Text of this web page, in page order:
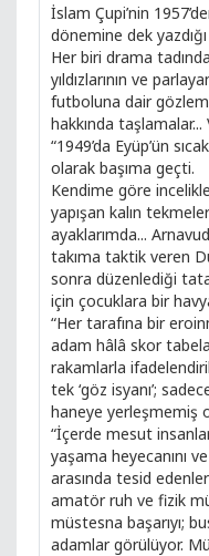
İslam Çupi’nin
dönemine dek
Her biri drama
yıldızlarının ve
futboluna dair
hakkında
“1949’da Eyüp’ün
olarak başıma geçti.
Kendime göre
yapışan kalın
ayaklarımda...
takıma taktik veren
sonra düzenlediği
için çocuklara bir
“Her tarafına bir
adam hâlâ skor
rakamlarla
tek ‘göz isyanı’;
haneye yerleşmemiş
“İçerde mesut
yaşama heyecanını
arasında tesid
amatör ruh ve fizik
müstesna başarıyı;
adamlar görülüyor.